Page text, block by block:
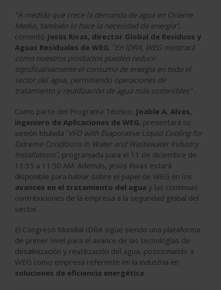
"A medida que crece la demanda de agua en Oriente
Medio, también lo hace la necesidad de energía",
comentó Jesús Rivas, director Global de Residuos y
Aguas Residuales de WEG. "En IDRA, WEG mostrará
cómo nuestros productos pueden reducir
significativamente el consumo de energía en todo el
sector del agua, permitiendo operaciones de
tratamiento y reutilización de agua más sostenibles" .
Como parte del Programa Técnico, Joable A. Alves,
ingeniero de Aplicaciones de WEG, presentará su
sesión titulada ´ VFD with Evaporative Liquid Cooling for
Extreme Conditions in Water and Wastewater Industry
Installations´, programada para el 11 de diciembre de
11:35 a 11:50 AM. Además, Jesús Rivas estará
disponible para hablar sobre el papel de WEG en los
avances en el tratamiento del agua y las continuas
contribuciones de la empresa a la seguridad global del
sector.
El Congreso Mundial IDRA sigue siendo una plataforma
de primer nivel para el avance de las tecnologías de
desalinización y reutilización del agua, posicionando a
WEG como empresa referente en la industria en
soluciones de eficiencia energética.